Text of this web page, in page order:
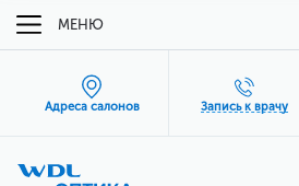
МЕНЮ
Адреса салонов Запись к врачу